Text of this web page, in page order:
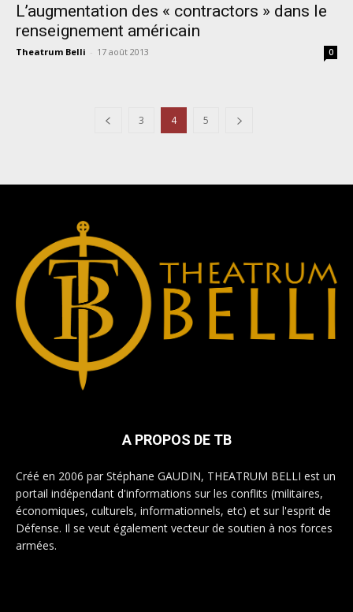
L’augmentation des « contractors » dans le
renseignement américain
Theatrum Belli - 17 août 2013 0
3 4 5
A PROPOS DE TB
Créé en 2006 par Stéphane GAUDIN, THEATRUM BELLI est un
portail indépendant d'informations sur les conflits (militaires,
économiques, culturels, informationnels, etc) et sur l'esprit de
Défense. Il se veut également vecteur de soutien à nos forces
armées.